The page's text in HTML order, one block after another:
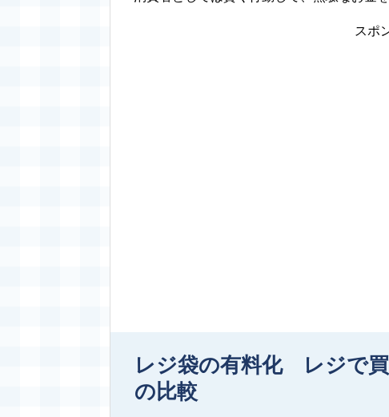
スポ
レジ袋の有料化 レジで
の比較